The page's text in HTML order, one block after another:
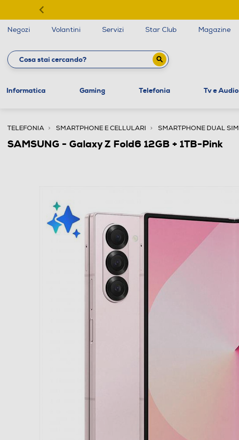
Negozi Volantini Servizi Star Club Magazine
Informatica Gaming Telefonia Tv e Audio
TELEFONIA SMARTPHONE E CELLULARI SMARTPHONE DUAL SIM
SAMSUNG - Galaxy Z Fold6 12GB + 1TB-Pink